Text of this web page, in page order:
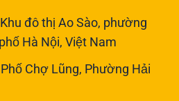
đô thị Ao Sào, phường
Hà Nội, Việt Nam
Chợ Lũng, Phường Hải